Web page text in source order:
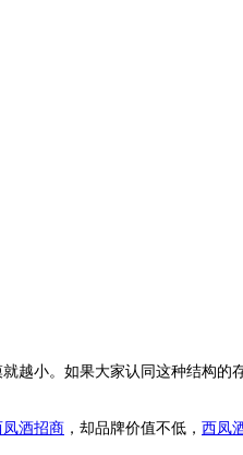
小。如果大家认同这种结构的
凤酒招商 ，却品牌价值不低， 西凤